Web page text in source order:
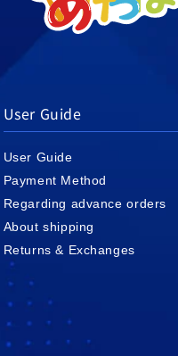
User Guide
User Guide
Payment Method
Regarding advance orders
About shipping
Returns & Exchanges